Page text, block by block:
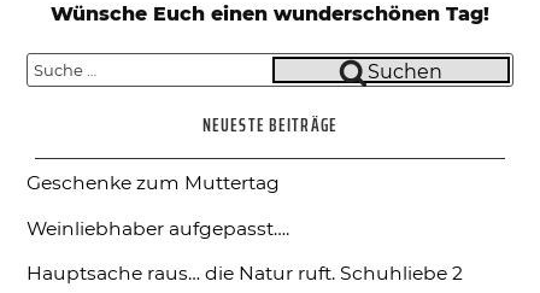
Wünsche Euch einen wunderschönen Tag!
Suche
nach:
Suchen
NEUESTE BEITRÄGE
Geschenke zum Muttertag
Weinliebhaber aufgepasst….
Hauptsache raus… die Natur ruft. Schuhliebe 2